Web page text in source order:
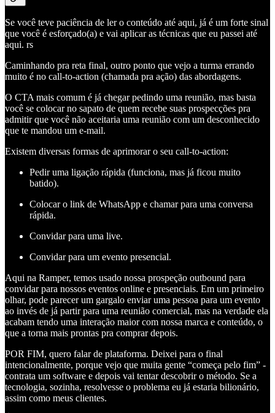
Se você teve paciência de ler o conteúdo até aqui, já é um forte sinal
que você é esforçado(a) e vai aplicar as técnicas que eu passei até
aqui. rs
Caminhando pra reta final, outro ponto que vejo a turma errando
muito é no call-to-action (chamada pra ação) das abordagens.
O CTA mais comum é já chegar pedindo uma reunião, mas basta
você se colocar no sapato de quem recebe suas prospecções pra
admitir que você não aceitaria uma reunião com um desconhecido
que te mandou um e-mail.
Existem diversas formas de aprimorar o seu call-to-action:
Pedir uma ligação rápida (funciona, mas já ficou muito
batido).
Colocar o link de WhatsApp e chamar para uma conversa
rápida.
Convidar para uma live.
Convidar para um evento presencial.
Aqui na Ramper, temos usado nossa prospeção outbound para
convidar para nossos eventos online e presenciais. Em um primeiro
olhar, pode parecer um gargalo enviar uma pessoa para um evento
ao invés de já partir para uma reunião comercial, mas na verdade ela
acabam tendo uma interação maior com nossa marca e conteúdo, o
que a torna mais prontas pra comprar depois.
POR FIM, quero falar de plataforma. Deixei para o final
intencionalmente, porque vejo que muita gente “começa pelo fim” -
contrata um software e depois vai tentar descobrir o método. Se a
tecnologia, sozinha, resolvesse o problema eu já estaria bilionário,
assim como meus clientes.